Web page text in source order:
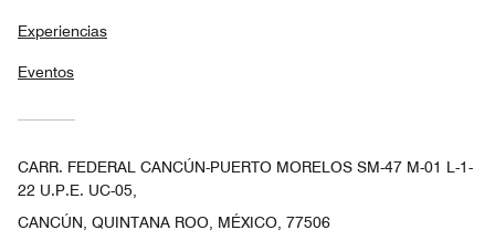
Experiencias
Eventos
CARR. FEDERAL CANCÚN-PUERTO MORELOS SM-47 M-01 L-1-
22 U.P.E. UC-05,
CANCÚN, QUINTANA ROO, MÉXICO, 77506